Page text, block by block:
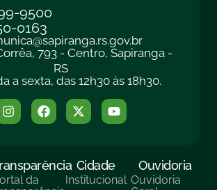
9500
0163
793 - Centro, Sapiranga -
RS
a sexta, das 12h30 às 18h30.
da
Cidade
Institucional
Ouvidoria
Ouvidoria